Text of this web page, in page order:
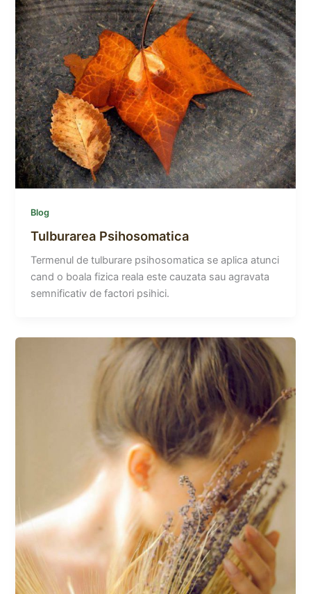
Blog
Tulburarea Psihosomatica
Termenul de tulburare psihosomatica se aplica atunci
cand o boala fizica reala este cauzata sau agravata
semnificativ de factori psihici.